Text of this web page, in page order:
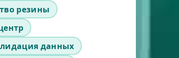
резины
данных